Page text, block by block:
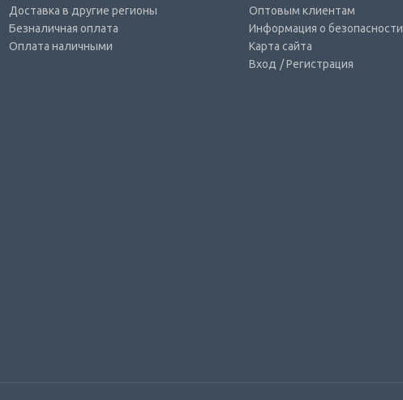
Доставка в другие регионы
Безналичная оплата
Оплата наличными
Оптовым клиентам
Информация о безопасности
Карта сайта
Вход / Регистрация